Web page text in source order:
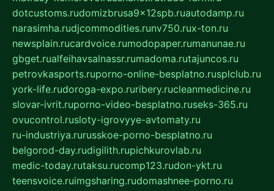
dotcustoms.rudomizbrusa9x12spb.ruautodamp.ru
narasimha.rudjcommodities.runv750.rux-ton.ru
newsplain.rucardvoice.rumodopaper.rumanunae.ru
gbget.rualfeihavsalnassr.rumadoma.rutajuncos.ru
petrovkasports.ruporno-online-besplatno.rusplclub.ru
york-life.rudoroga-expo.ruribery.rucleanmedicine.ru
slovar-ivrit.ruporno-video-besplatno.ruseks-365.ru
ovucontrol.rusloty-igrovyye-avtomaty.ru
ru-industriya.rurusskoe-porno-besplatno.ru
belgorod-day.rudigilith.rupichkurovlab.ru
medic-today.rutaksu.rucomp123.rudon-ykt.ru
teensvoice.ruimgsharing.rudomashnee-porno.ru